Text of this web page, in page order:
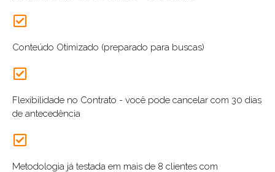
Conteúdo Otimizado (preparado para buscas)
Flexibilidade no Contrato - você pode cancelar com 30 dias
de antecedência
Metodologia já testada em mais de 8 clientes com